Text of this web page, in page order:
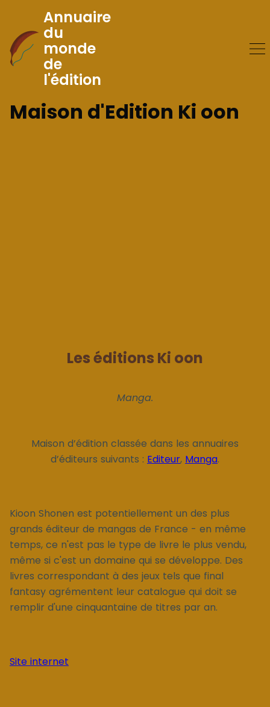
Skip
to
Content
Annuaire
du
monde
de
l'édition
Maison d'Edition Ki oon
Les éditions Ki oon
Manga.
Maison d’édition classée dans les annuaires
d’éditeurs suivants : Editeur, Manga.
Kioon Shonen est potentiellement un des plus
grands éditeur de mangas de France - en même
temps, ce n'est pas le type de livre le plus vendu,
même si c'est un domaine qui se développe. Des
livres correspondant à des jeux tels que final
fantasy agrémentent leur catalogue qui doit se
remplir d'une cinquantaine de titres par an.
Site internet